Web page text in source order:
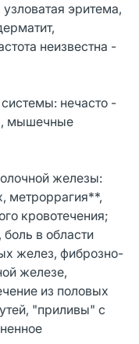
эритема,
неизвестна -
нечасто -
мышечные
железы:
метроррагия**,
кровотечения;
в области
желез, фиброзно-
железе,
из половых
"приливы" с